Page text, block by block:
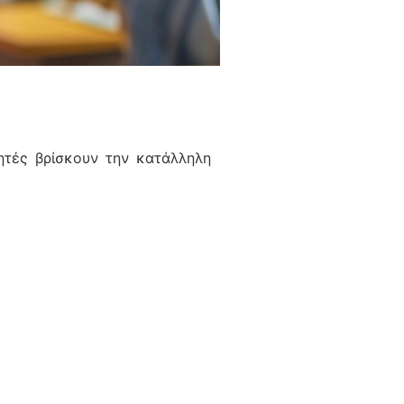
βρίσκουν την κατάλληλη